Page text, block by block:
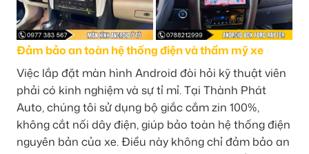
Đảm bảo an toàn hệ thống điện và thẩm mỹ xe
Việc lắp đặt màn hình Android đòi hỏi kỹ thuật viên
phải có kinh nghiệm và sự tỉ mỉ. Tại Thành Phát
Auto, chúng tôi sử dụng bộ giắc cắm zin 100%,
không cắt nối dây điện, giúp bảo toàn hệ thống điện
nguyên bản của xe. Điều này không chỉ đảm bảo an